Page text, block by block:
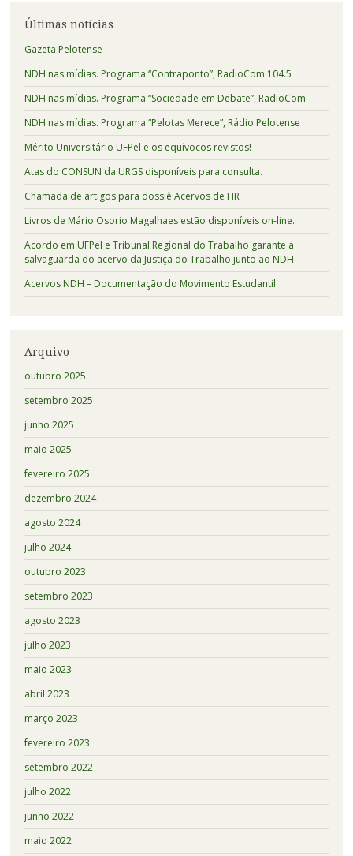
Últimas notícias
Gazeta Pelotense
NDH nas mídias. Programa “Contraponto”, RadioCom 104.5
NDH nas mídias. Programa “Sociedade em Debate”, RadioCom
NDH nas mídias. Programa “Pelotas Merece”, Rádio Pelotense
Mérito Universitário UFPel e os equívocos revistos!
Atas do CONSUN da URGS disponíveis para consulta.
Chamada de artigos para dossiê Acervos de HR
Livros de Mário Osorio Magalhaes estão disponíveis on-line.
Acordo em UFPel e Tribunal Regional do Trabalho garante a
salvaguarda do acervo da Justiça do Trabalho junto ao NDH
Acervos NDH – Documentação do Movimento Estudantil
Arquivo
outubro 2025
setembro 2025
junho 2025
maio 2025
fevereiro 2025
dezembro 2024
agosto 2024
julho 2024
outubro 2023
setembro 2023
agosto 2023
julho 2023
maio 2023
abril 2023
março 2023
fevereiro 2023
setembro 2022
julho 2022
junho 2022
maio 2022